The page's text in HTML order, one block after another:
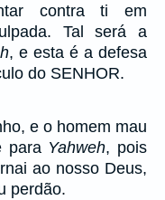
contra ti em
Tal será a
, e esta é a defesa
do SENHOR.
e o homem mau
para Yahweh, pois
ao nosso Deus,
perdão.